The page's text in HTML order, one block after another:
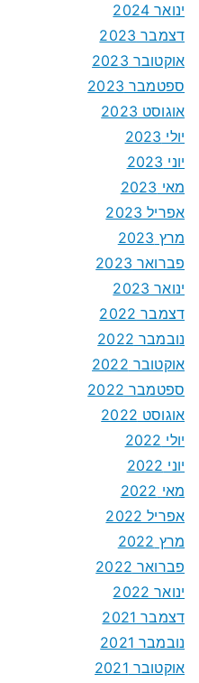
ינואר 2024
דצמבר 2023
אוקטובר 2023
ספטמבר 2023
אוגוסט 2023
יולי 2023
יוני 2023
מאי 2023
אפריל 2023
מרץ 2023
פברואר 2023
ינואר 2023
דצמבר 2022
נובמבר 2022
אוקטובר 2022
ספטמבר 2022
אוגוסט 2022
יולי 2022
יוני 2022
מאי 2022
אפריל 2022
מרץ 2022
פברואר 2022
ינואר 2022
דצמבר 2021
נובמבר 2021
אוקטובר 2021